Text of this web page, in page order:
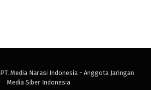
PT. Media Narasi Indonesia - Anggota Jaringan
Media Siber Indonesia.